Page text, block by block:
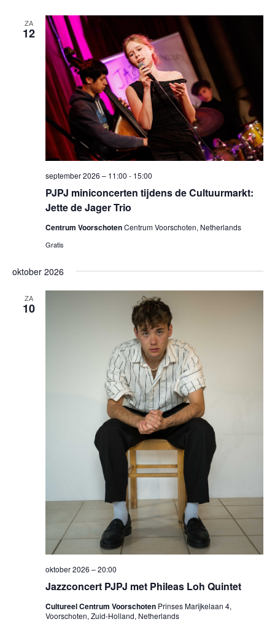
ZA
12
PJPJ miniconcerten tijdens de Cultuurmarkt:
Jette de Jager Trio
september 2026 – 11:00 - 15:00
Centrum VoorschotenCentrum Voorschoten, Netherlands
Gratis
oktober 2026
ZA
10
Jazzconcert PJPJ met Phileas Loh Quintet
oktober 2026 – 20:00
Cultureel Centrum Voorschoten Prinses Marijkelaan 4,
Voorschoten, Zuid-Holland, Netherlands